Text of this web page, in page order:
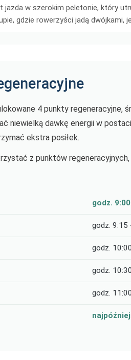
jazda w szerokim peletonie, który
gdzie rowerzyści jadą dwójkami,
4 punkty regeneracyjne,
niewielką dawkę energii w
ekstra posiłek.
z punktów
godz. 9:00
godz. 9:15
godz.
godz.
godz.